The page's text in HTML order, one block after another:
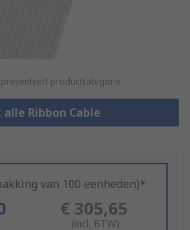
productcategorie
Ribbon Cable
van 100 eenheden)*
€ 305,65
(incl. BTW)